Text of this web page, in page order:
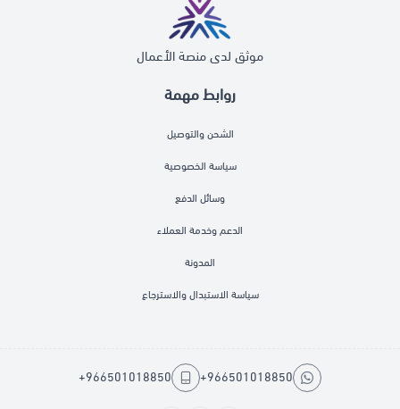
روابط مهمة
الشحن والتوصيل
سياسة الخصوصية
وسائل الدفع
الدعم وخدمة العملاء
المدونة
سياسة الاستبدال والاسترجاع
موثق لدى منصة الأعمال
+966501018850
+966501018850